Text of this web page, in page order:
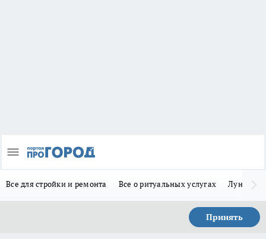
Все для стройки и ремонта Все о ритуальных услугах Лунно-
Принять